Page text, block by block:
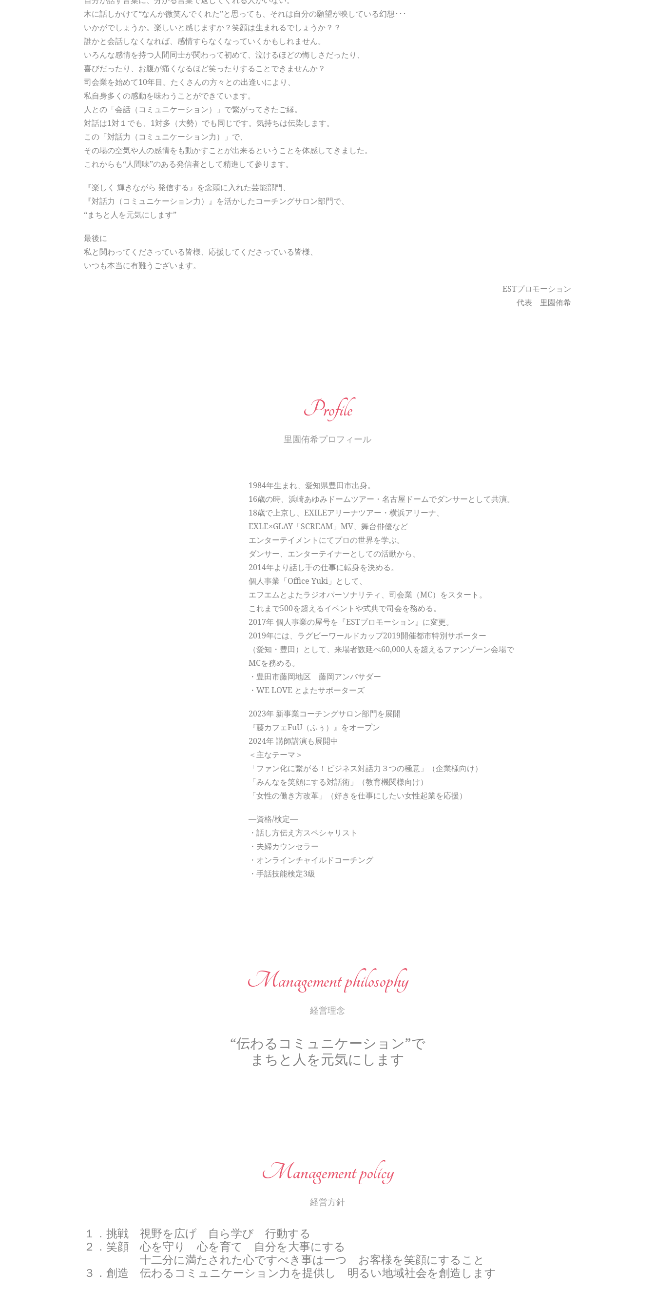
木に話しかけて“なんか微笑んでくれた”と思っても、それは自分の願望が映している幻想･･･
いかがでしょうか。楽しいと感じますか？笑顔は生まれるでしょうか？？
誰かと会話しなくなれば、感情すらなくなっていくかもしれません。
いろんな感情を持つ人間同士が関わって初めて、泣けるほどの悔しさだったり、
喜びだったり、お腹が痛くなるほど笑ったりすることできませんか？
司会業を始めて10年目。たくさんの方々との出逢いにより、
私自身多くの感動を味わうことができています。
人との「会話（コミュニケーション）」で繋がってきたご縁。
対話は1対１でも、1対多（大勢）でも同じです。気持ちは伝染します。
この「対話力（コミュニケーション力）」で、
その場の空気や人の感情をも動かすことが出来るということを体感してきました。
これからも“人間味”のある発信者として精進して参ります。
『楽しく 輝きながら 発信する』を念頭に入れた芸能部門、
『対話力（コミュニケーション力）』を活かしたコーチングサロン部門で、
“まちと人を元気にします”
最後に
私と関わってくださっている皆様、応援してくださっている皆様、
いつも本当に有難うございます。
ESTプロモーション
代表 里園侑希
Profile
里園侑希プロフィール
1984年生まれ、愛知県豊田市出身。
16歳の時、浜崎あゆみドームツアー・名古屋ドームでダンサーとして共演。
18歳で上京し、EXILEアリーナツアー・横浜アリーナ、
EXLE×GLAY「SCREAM」MV、舞台俳優など
エンターテイメントにてプロの世界を学ぶ。
ダンサー、エンターテイナーとしての活動から、
2014年より話し手の仕事に転身を決める。
個人事業「Office Yuki」として、
エフエムとよたラジオパーソナリティ、司会業（MC）をスタート。
これまで500を超えるイベントや式典で司会を務める。
2017年 個人事業の屋号を『ESTプロモーション』に変更。
2019年には、ラグビーワールドカップ2019開催都市特別サポーター
（愛知・豊田）として、来場者数延べ60,000人を超えるファンゾーン会場で
MCを務める。
・豊田市藤岡地区 藤岡アンバサダー
・WE LOVE とよたサポーターズ
2023年 新事業コーチングサロン部門を展開
『藤カフェFuU（ふぅ）』をオープン
2024年 講師講演も展開中
＜主なテーマ＞
「ファン化に繋がる！ビジネス対話力３つの極意」（企業様向け）
「みんなを笑顔にする対話術」（教育機関様向け）
「女性の働き方改革」（好きを仕事にしたい女性起業を応援）
―資格/検定―
・話し方伝え方スペシャリスト
・夫婦カウンセラー
・オンラインチャイルドコーチング
・手話技能検定3級
Management philosophy
経営理念
“伝わるコミュニケーション”で
まちと人を元気にします
Management policy
経営方針
１．挑戦 視野を広げ 自ら学び 行動する
２．笑顔 心を守り 心を育て 自分を大事にする
十二分に満たされた心ですべき事は一つ お客様を笑顔にすること
３．創造 伝わるコミュニケーション力を提供し 明るい地域社会を創造します